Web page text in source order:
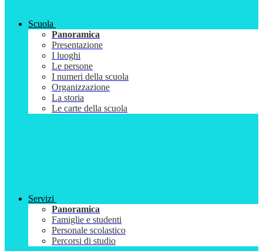
Scuola
Panoramica
Presentazione
I luoghi
Le persone
I numeri della scuola
Organizzazione
La storia
Le carte della scuola
Servizi
Panoramica
Famiglie e studenti
Personale scolastico
Percorsi di studio